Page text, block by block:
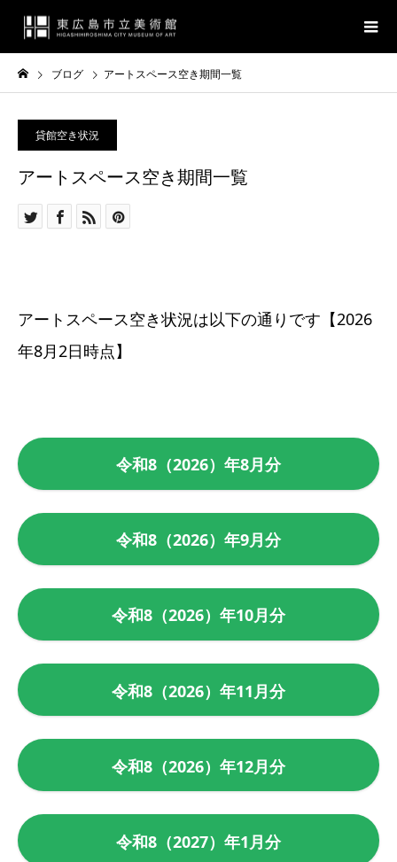
ブログ アートスペース空き期間一覧
貸館空き状況
アートスペース空き期間一覧
アートスペース空き状況は以下の通りです【2026
年8月2日時点】
令和8（2026）年8月分
令和8（2026）年9月分
令和8（2026）年10月分
令和8（2026）年11月分
令和8（2026）年12月分
令和8（2027）年1月分